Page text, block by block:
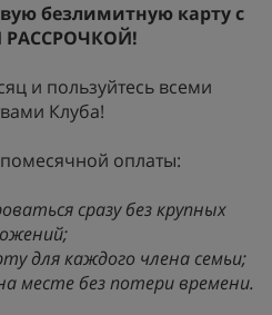
безлимитную карту с
и пользуйтесь всеми
Клуба!
оплаты:
сразу без крупных
для каждого члена семьи;
месте без потери времени.